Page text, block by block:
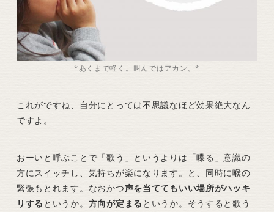
*あくまで軽く。叫んではアカン。*
これがですね、自分にとっては不思議なほど効果絶大なん
ですよ。
おーいと呼ぶことで「歌う」というよりは「喋る」意識の
方にスイッチし、気持ちが楽になります。と、同時に喉の
緊張もとれます。なおかつ声を当ててもいい場所がハッキ
リする というか。 方向が定まる というか。そうすると歌う